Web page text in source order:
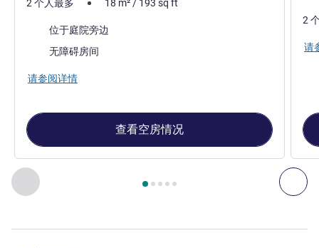
上一个 - 客房 下
第 页，共 , 客房 1 : 标准房，配备 1 张双人床 , 客房 2 :
2 个人最多 18 m²/ 193 sq ft
位于庭院旁边
无障碍房间
请参阅详情
查看空房情况
2
请